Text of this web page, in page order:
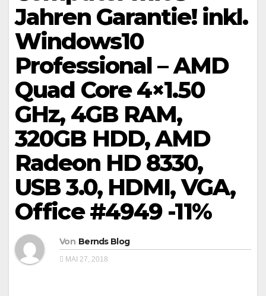
Jahren Garantie! inkl.
Windows10
Professional – AMD
Quad Core 4×1.50
GHz, 4GB RAM,
320GB HDD, AMD
Radeon HD 8330,
USB 3.0, HDMI, VGA,
Office #4949 -11%
Von Bernds Blog
MAI 27, 2018